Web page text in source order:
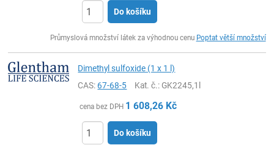
Do košíku
Průmyslová množství látek za výhodnou cenu Poptat větší množství
Dimethyl sulfoxide (1 x 1 l)
CAS:67-68-5 Kat. č.: GK2245,1l
cena bez DPH 1 608,26 Kč
Do košíku